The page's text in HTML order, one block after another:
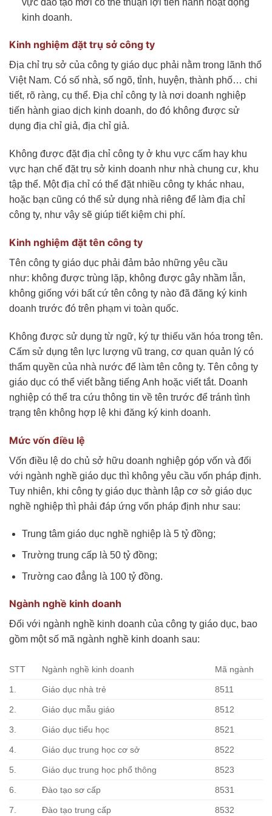
kinh doanh.
Kinh nghiệm đặt trụ sở công ty
Địa chỉ trụ sở của công ty giáo dục phải nằm trong lãnh thổ
Việt Nam. Có số nhà, số ngõ, tỉnh, huyện, thành phố… chi
tiết, rõ ràng, cụ thể. Địa chỉ công ty là nơi doanh nghiệp
tiến hành giao dịch kinh doanh, do đó không được sử
dụng địa chỉ giả, địa chỉ giả.
Không được đặt địa chỉ công ty ở khu vực cấm hay khu
vực hạn chế đặt trụ sở kinh doanh như nhà chung cư, khu
tập thể. Một địa chỉ có thể đặt nhiều công ty khác nhau,
hoặc bạn cũng có thể sử dụng nhà riêng để làm địa chỉ
công ty, như vậy sẽ giúp tiết kiệm chi phí.
Kinh nghiệm đặt tên công ty
Tên công ty giáo dục phải đảm bảo những yêu cầu
như: không được trùng lặp, không được gây nhầm lẫn,
không giống với bất cứ tên công ty nào đã đăng ký kinh
doanh trước đó trên phạm vi toàn quốc.
Không được sử dụng từ ngữ, ký tự thiếu văn hóa trong tên.
Cấm sử dụng tên lực lượng vũ trang, cơ quan quản lý có
thẩm quyền của nhà nước để làm tên công ty. Tên công ty
giáo dục có thể viết bằng tiếng Anh hoặc viết tắt. Doanh
nghiệp có thể tra cứu thông tin về tên trước để tránh tình
trạng tên không hợp lệ khi đăng ký kinh doanh.
Mức vốn điều lệ
Vốn điều lệ do chủ sở hữu doanh nghiệp góp vốn và đối
với ngành nghề giáo dục thì không yêu cầu vốn pháp định.
Tuy nhiên, khi công ty giáo dục thành lập cơ sở giáo dục
nghề nghiệp thì phải đáp ứng vốn pháp định như sau:
Trung tâm giáo dục nghề nghiệp là 5 tỷ đồng;
Trường trung cấp là 50 tỷ đồng;
Trường cao đẳng là 100 tỷ đồng.
Ngành nghề kinh doanh
Đối với ngành nghề kinh doanh của công ty giáo dục, bao
gồm một số mã ngành nghề kinh doanh sau:
STT Ngành nghề kinh doanh Mã ngành
1. Giáo dục nhà trẻ 8511
2. Giáo dục mẫu giáo 8512
3. Giáo dục tiểu học 8521
4. Giáo dục trung học cơ sở 8522
5. Giáo dục trung học phổ thông 8523
6. Đào tạo sơ cấp 8531
7. Đào tạo trung cấp 8532